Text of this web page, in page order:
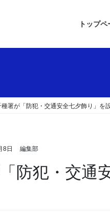
トップペ
種署が「防犯・交通安全七夕飾り」を
8日 編集部